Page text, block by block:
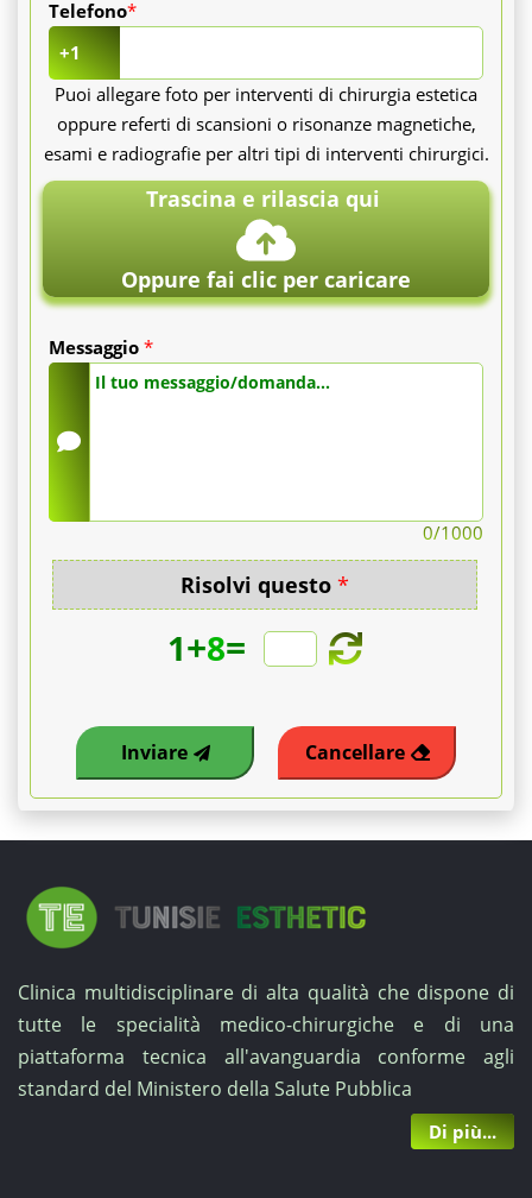
Telefono*
+1
Puoi allegare foto per interventi di chirurgia estetica
oppure referti di scansioni o risonanze magnetiche,
esami e radiografie per altri tipi di interventi chirurgici.
Trascina e rilascia qui
Oppure fai clic per caricare
Messaggio *
0/1000
Risolvi questo *
1+8=
Inviare Cancellare
Clinica multidisciplinare di alta qualità che dispone di
tutte le specialità medico-chirurgiche e di una
piattaforma tecnica all'avanguardia conforme agli
standard del Ministero della Salute Pubblica
Di più...